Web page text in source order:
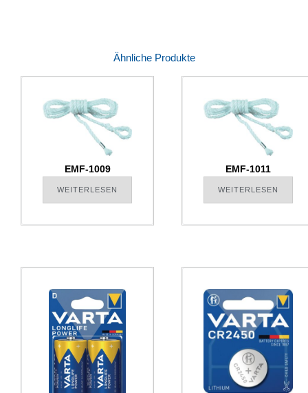
Ähnliche Produkte
EMF-1009
WEITERLESEN
EMF-1011
WEITERLESEN